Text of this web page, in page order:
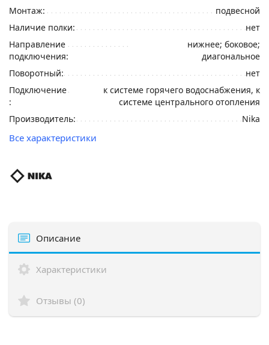
Монтаж:
подвесной
Наличие полки:
нет
Направление
подключения:
нижнее; боковое;
диагональное
Поворотный:
нет
Подключение
:
к системе горячего водоснабжения, к
системе центрального отопления
Производитель:
Nika
Все характеристики
Описание
Характеристики
Отзывы (0)